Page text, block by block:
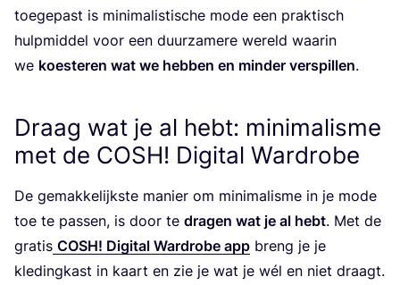
toe­ge­past is mini­ma­lis­ti­sche mode een prak­tisch
hulp­mid­del voor een duur­za­me­re wereld waar­in
we koes­te­ren wat we heb­ben en min­der ver­spil­len.
Draag wat je al hebt: minimalisme
met de COSH! Digital Wardrobe
De gemak­ke­lijk­ste manier om mini­ma­lis­me in je mode
toe te pas­sen, is door te dra­gen wat je al hebt. Met de
gra­tis COSH! Digi­tal Ward­ro­be app breng je je
kle­ding­kast in kaart en zie je wat je wél en niet draagt.